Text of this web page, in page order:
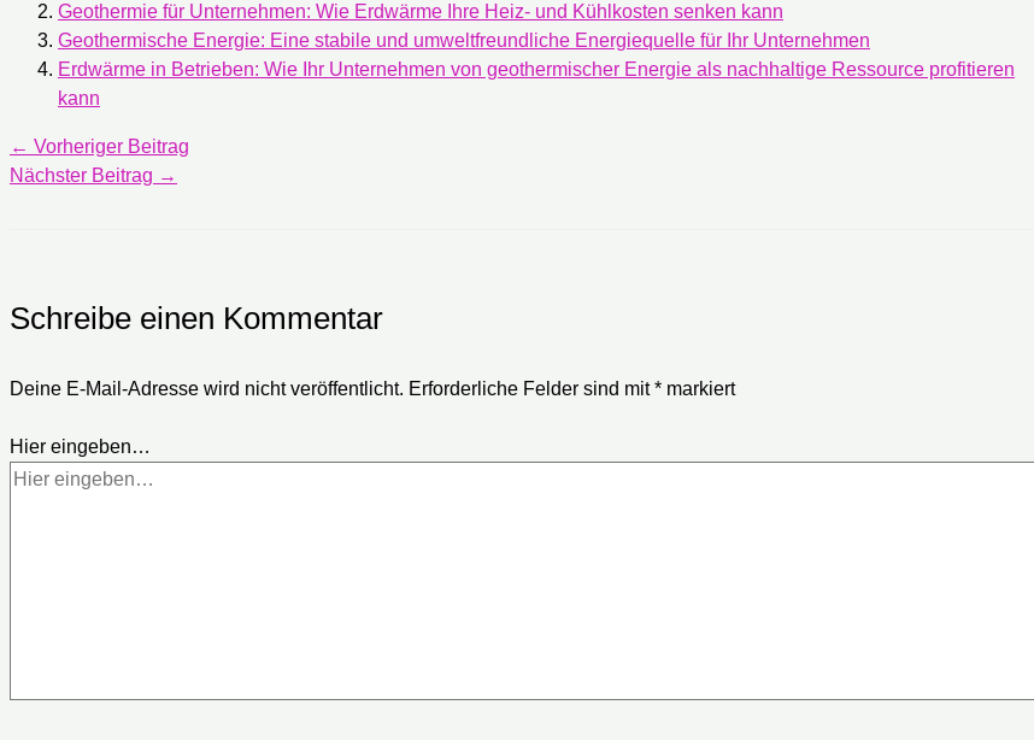
Geothermie für Unternehmen: Wie Erdwärme Ihre Heiz- und Kühlkosten senken kann
Geothermische Energie: Eine stabile und umweltfreundliche Energiequelle für Ihr Unternehmen
Erdwärme in Betrieben: Wie Ihr Unternehmen von geothermischer Energie als nachhaltige Ressource profitieren
kann
← Vorheriger Beitrag
Nächster Beitrag →
Schreibe einen Kommentar
Deine E-Mail-Adresse wird nicht veröffentlicht. Erforderliche Felder sind mit* markiert
Hier eingeben…